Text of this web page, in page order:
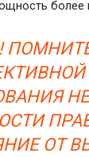
более
ОТ